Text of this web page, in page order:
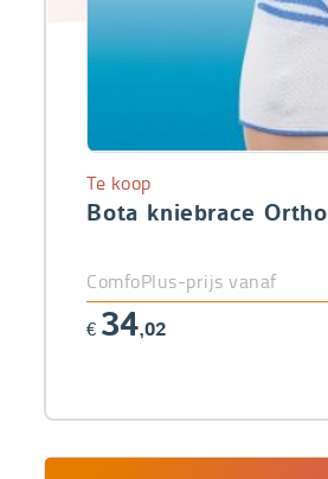
Bota kniebrace
Te koop
ComfoPlus-prijs vanaf
€ 34,02